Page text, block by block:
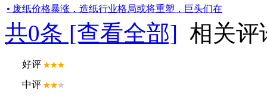
• 废纸价格暴涨，造纸行业格局或将重塑，巨头们在
共0条 [查看全部] 相关评